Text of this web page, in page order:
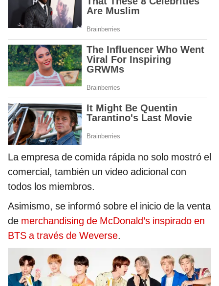
La empresa de comida rápida no solo mostró el
comercial, también un video adicional con
todos los miembros.
Asimismo, se informó sobre el inicio de la venta
de merchandising de McDonald’s inspirado en
BTS a través de Weverse.